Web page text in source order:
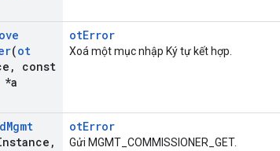
(ot
,
const
*a
otError
Xoá một mục nhập Ký tự kết hợp.
Mgmt
,
otError
Gửi MGMT_COMMISSIONER_GET.